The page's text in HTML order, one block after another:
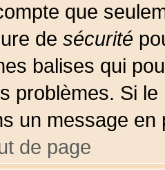
que
de sécurité
balises qui
problèmes. Si
un message
de page